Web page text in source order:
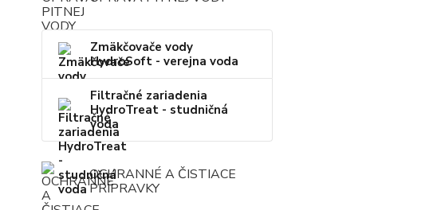
Zmäkčovače vody
HydroSoft - verejna voda
Filtračné zariadenia
HydroTreat - studničná
voda
OCHRANNÉ A ČISTIACE
PRÍPRAVKY